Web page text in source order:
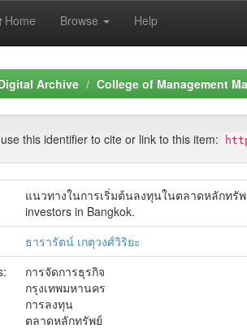
Home Browse Help
Archive College of Management
this identifier to cite or link to this item:
แนวทางในการเริ่มต้นลงทุนในตลาดหลักทรัพ
investors in Bangkok.
ธารารัตน์ เกตุวงศ์วิริยะ
การจัดการธุรกิจ
กรุงเทพมหานคร
การลงทุน
ตลาดหลักทรัพย์